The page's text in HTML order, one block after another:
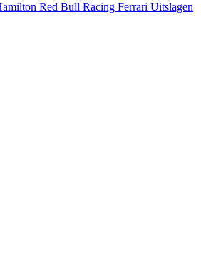
Red Bull Racing Ferrari Uitslagen